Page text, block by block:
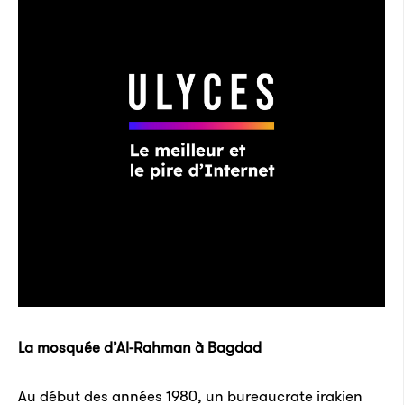
La mosquée d’Al-Rahman à Bagdad
Au début des années 1980, un bureaucrate irakien